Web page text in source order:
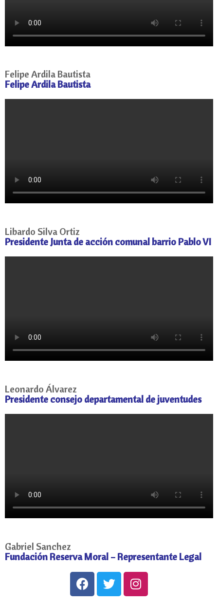
Felipe Ardila Bautista
Felipe Ardila Bautista
Libardo Silva Ortiz
Presidente Junta de acción comunal barrio Pablo VI
Leonardo Álvarez
Presidente consejo departamental de juventudes
Gabriel Sanchez
Fundación Reserva Moral – Representante Legal